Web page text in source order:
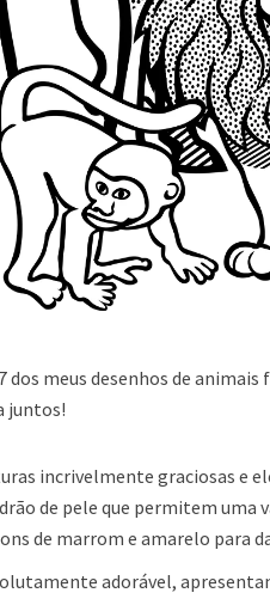
dos meus desenhos de
juntos!
incrivelmente graciosas e
de pele que permitem uma
de marrom e amarelo para
adorável,